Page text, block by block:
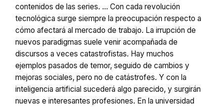
contenidos de las series. … Con cada revolución
tecnológica surge siempre la preocupación respecto a
cómo afectará al mercado de trabajo. La irrupción de
nuevos paradigmas suele venir acompañada de
discursos a veces catastrofistas. Hay muchos
ejemplos pasados de temor, seguido de cambios y
mejoras sociales, pero no de catástrofes. Y con la
inteligencia artificial sucederá algo parecido, y surgirán
nuevas e interesantes profesiones. En la universidad